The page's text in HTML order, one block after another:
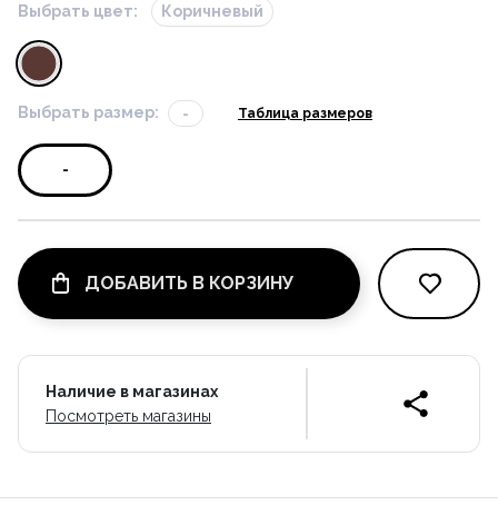
Выбрать цвет: Коричневый
Выбрать размер: - Таблица размеров
-
ДОБАВИТЬ В КОРЗИНУ
Наличие в магазинах
Посмотреть магазины